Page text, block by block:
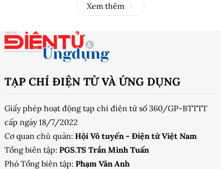
Xem thêm
TẠP CHÍ ĐIỆN TỬ VÀ ỨNG DỤNG
Giấy phép hoạt động tạp chí điện tử số 360/GP-BTTTT
cấp ngày 18/7/2022
Cơ quan chủ quản: Hội Vô tuyến - Điện tử Việt Nam
Tổng biên tập: PGS.TS Trần Minh Tuấn
Phó Tổng biên tập: Phạm Văn Anh